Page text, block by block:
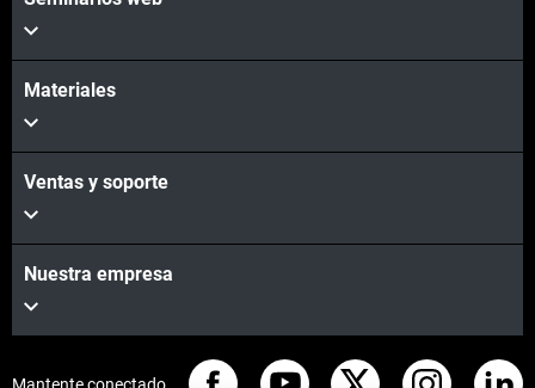
Materiales
Ventas y soporte
Nuestra empresa
Mantente conectado